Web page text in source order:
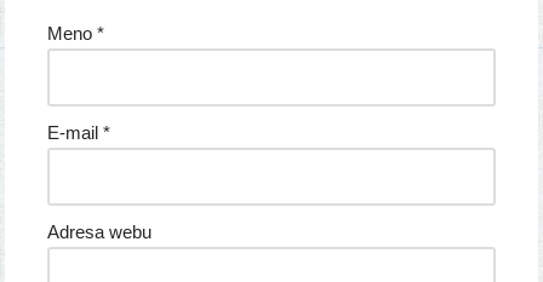
Meno*
E-mail*
Adresa webu